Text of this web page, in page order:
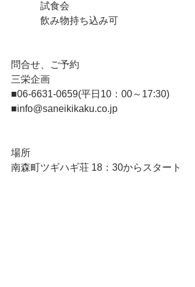
試食会
飲み物持ち込み可
問合せ、ご予約
三栄企画
■06-6631-0659(平日10：00～17:30)
■info@saneikikaku.co.jp
場所
南森町ツギハギ荘 18：30からスタート